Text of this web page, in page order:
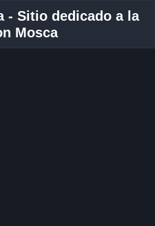
- Sitio dedicado a la
Mosca